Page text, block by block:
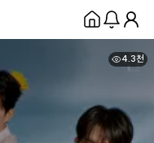
4.3천